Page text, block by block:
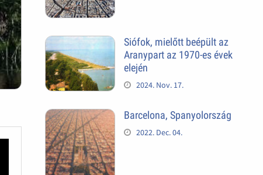
Siófok, mielőtt beépült az
Aranypart az 1970-es évek
elején
2024. Nov. 17.
Barcelona, Spanyolország
2022. Dec. 04.